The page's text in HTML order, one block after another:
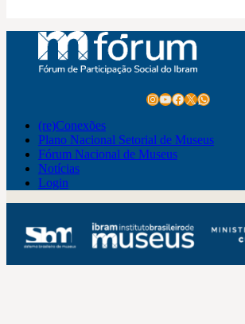
Instagram
Youtube
Facebook
X WhatsApp
(re)Conexões
Plano Nacional Setorial de Museus
Fórum Nacional de Museus
Notícias
Login